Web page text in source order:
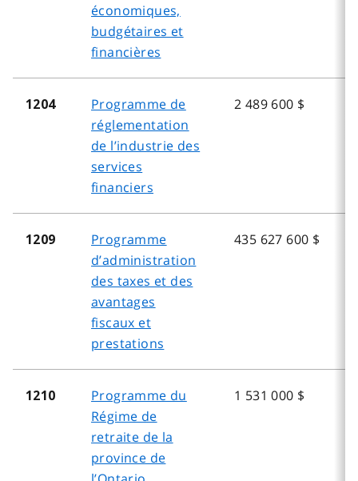
économiques,
budgétaires et
financières
1204
Programme de
réglementation
de l’industrie des
services
financiers
2 489 600 $
1209
Programme
d’administration
des taxes et des
avantages
fiscaux et
prestations
435 627 600 $
1210
Programme du
Régime de
retraite de la
province de
1 531 000 $